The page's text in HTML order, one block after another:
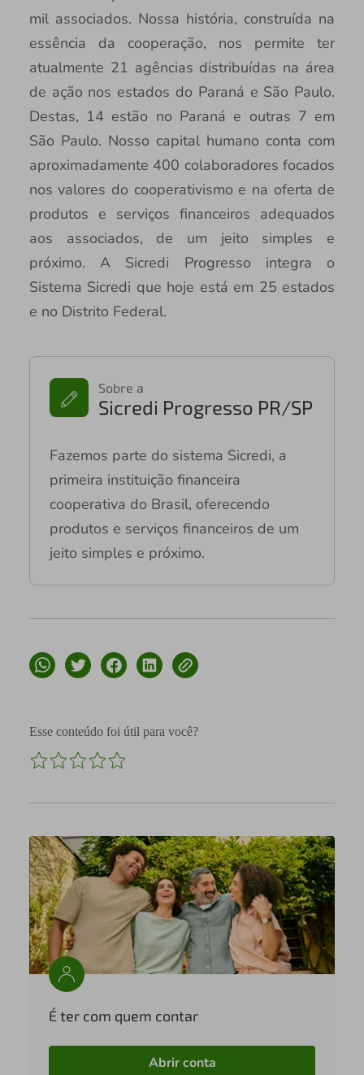
mil associados. Nossa história, construída na
essência da cooperação, nos permite ter
atualmente 21 agências distribuídas na área
de ação nos estados do Paraná e São Paulo.
Destas, 14 estão no Paraná e outras 7 em
São Paulo. Nosso capital humano conta com
aproximadamente 400 colaboradores focados
nos valores do cooperativismo e na oferta de
produtos e serviços financeiros adequados
aos associados, de um jeito simples e
próximo. A Sicredi Progresso integra o
Sistema Sicredi que hoje está em 25 estados
e no Distrito Federal.
Sobre a
Sicredi Progresso PR/SP
Fazemos parte do sistema Sicredi, a
primeira instituição financeira
cooperativa do Brasil, oferecendo
produtos e serviços financeiros de um
jeito simples e próximo.
Esse conteúdo foi útil para você?
É ter com quem contar
Abrir conta